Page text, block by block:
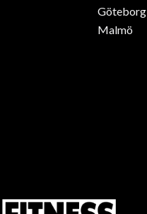
Göteborg
Malmö